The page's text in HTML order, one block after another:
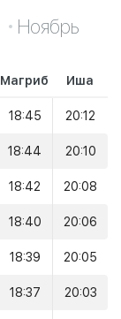
Ноябрь
Магриб Иша
18:45 20:12
18:44 20:10
18:42 20:08
18:40 20:06
18:39 20:05
18:37 20:03